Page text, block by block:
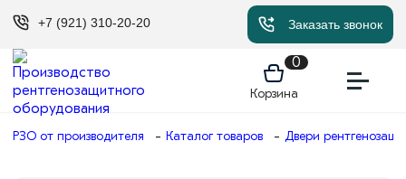
+7 (921) 310-20-20 Заказать звонок
0
Корзина
РЗО от производителя Каталог товаров Двери